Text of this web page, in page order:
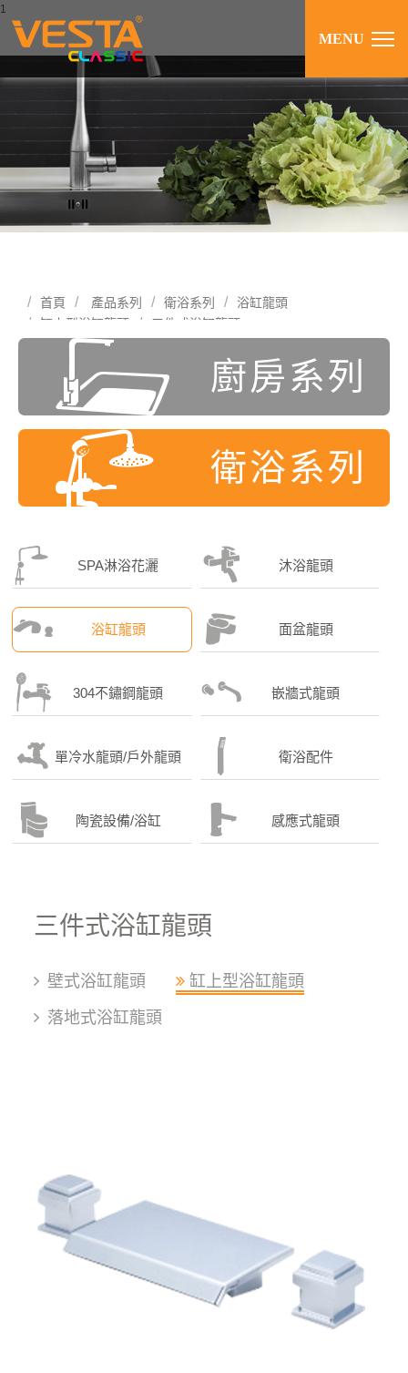
1
MENU
首頁 產品系列 衛浴系列
浴缸龍頭
缸上型浴缸龍頭
三件式浴缸龍頭
廚房系列
衛浴系列
SPA淋浴花灑 沐浴龍頭
浴缸龍頭 面盆龍頭
304不鏽鋼龍頭 嵌牆式龍頭
單冷水龍頭/戶外龍頭 衛浴配件
陶瓷設備/浴缸 感應式龍頭
三件式浴缸龍頭
壁式浴缸龍頭
缸上型浴缸龍頭
落地式浴缸龍頭